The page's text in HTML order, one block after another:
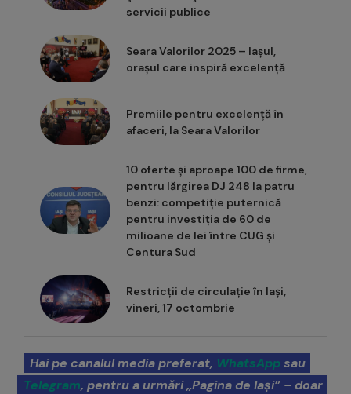
servicii publice
Seara Valorilor 2025 – Iașul,
orașul care inspiră excelență
Premiile pentru excelență în
afaceri, la Seara Valorilor
10 oferte și aproape 100 de firme,
pentru lărgirea DJ 248 la patru
benzi: competiție puternică
pentru investiția de 60 de
milioane de lei între CUG și
Centura Sud
Restricții de circulație în Iași,
vineri, 17 octombrie
Hai pe canalul media preferat, WhatsAppsau
Telegram, pentru a urmări „Pagina de Iași” – doar